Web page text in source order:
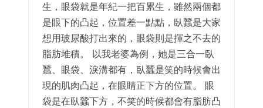
生，眼袋就是年紀一把百累生，雖然兩個都
是眼下的凸起，位置差一點點，臥蠶是大家
想用玻尿酸打出來的，眼袋則是揮之不去的
脂肪堆積。 以我老婆為例，她是三合一臥
蠶、眼袋、淚溝都有，臥蠶是笑的時候會出
現的肌肉凸起，在眼睛正下方的位置。 眼
袋是在臥蠶下方，不笑的時候都會有脂肪凸